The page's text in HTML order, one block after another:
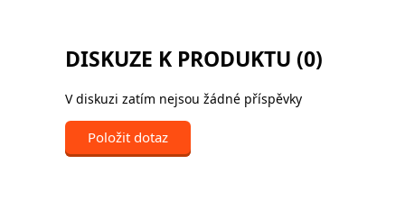
DISKUZE K PRODUKTU (0)
V diskuzi zatím nejsou žádné příspěvky
Položit dotaz